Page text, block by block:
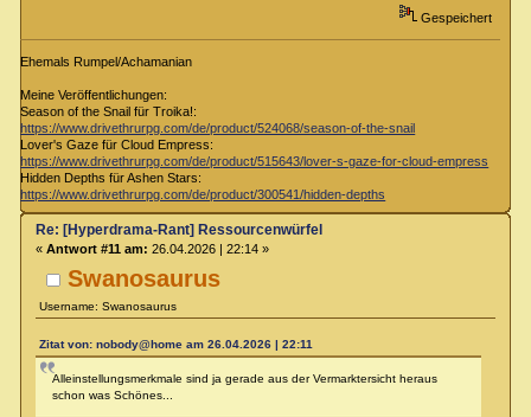
Gespeichert
Ehemals Rumpel/Achamanian
Meine Veröffentlichungen:
Season of the Snail für Troika!:
https://www.drivethrurpg.com/de/product/524068/season-of-the-snail
Lover's Gaze für Cloud Empress:
https://www.drivethrurpg.com/de/product/515643/lover-s-gaze-for-cloud-empress
Hidden Depths für Ashen Stars:
https://www.drivethrurpg.com/de/product/300541/hidden-depths
Swanosaurus
Username: Swanosaurus
Re: [Hyperdrama-Rant] Ressourcenwürfel
« Antwort #11 am: 26.04.2026 | 22:14 »
Zitat von: nobody@home am 26.04.2026 | 22:11
Alleinstellungsmerkmale sind ja gerade aus der Vermarktersicht heraus
schon was Schönes...